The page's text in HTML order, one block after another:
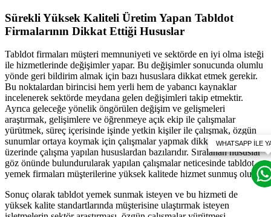
Sürekli Yüksek Kaliteli Üretim Yapan Tabldot
Firmalarının Dikkat Ettiği Hususlar
Tabldot firmaları müşteri memnuniyeti ve sektörde en iyi olma isteği
ile hizmetlerinde değişimler yapar. Bu değişimler sonucunda olumlu
yönde geri bildirim almak için bazı hususlara dikkat etmek gerekir.
Bu noktalardan birincisi hem yerli hem de yabancı kaynaklar
incelenerek sektörde meydana gelen değişimleri takip etmektir.
Ayrıca geleceğe yönelik öngörülen değişim ve gelişmeleri
araştırmak, gelişimlere ve öğrenmeye açık ekip ile çalışmalar
yürütmek, süreç içerisinde işinde yetkin kişiler ile çalışmak, özgün
sunumlar ortaya koymak için çalışmalar yapmak dikkat edilen ve
üzerinde çalışma yapılan hususlardan bazılarıdır. Sıralanan hususlar
göz önünde bulundurularak yapılan çalışmalar neticesinde tabldot
yemek firmaları müşterilerine yüksek kalitede hizmet sunmuş olur.
Sonuç olarak tabldot yemek sunmak isteyen ve bu hizmeti de
yüksek kalite standartlarında müşterisine ulaştırmak isteyen